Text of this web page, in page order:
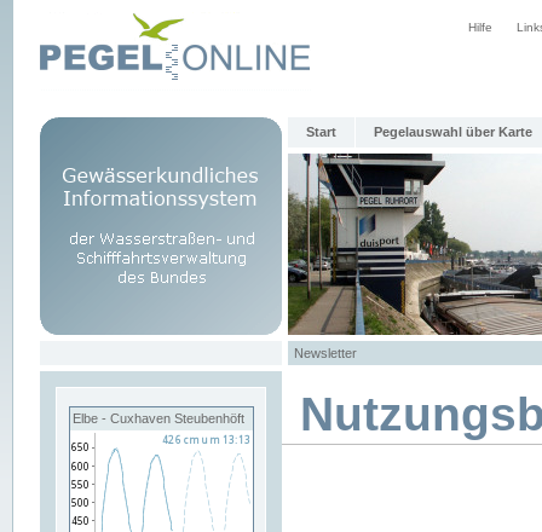
Hilfe
Start Pegelauswahl über Karte
Newsletter
Elbe - Cuxhaven Steubenhöft